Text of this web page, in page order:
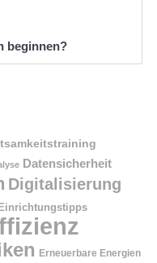
beginnen?
Datensicherheit
Digitalisierung
Einrichtungstipps
Erneuerbare Energien